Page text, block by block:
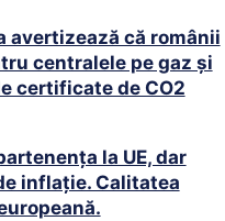
avertizează că românii
centralele pe gaz și
certificate de CO2
la UE, dar
inflație. Calitatea